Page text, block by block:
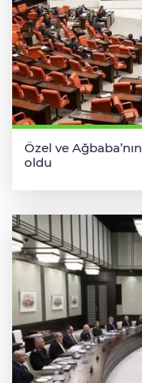
Özel ve
oldu